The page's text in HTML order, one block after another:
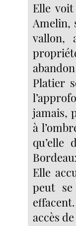
Elle
Amelin,
vallon,
Platier
jamais,
à
qu’elle
Elle
peut
accès